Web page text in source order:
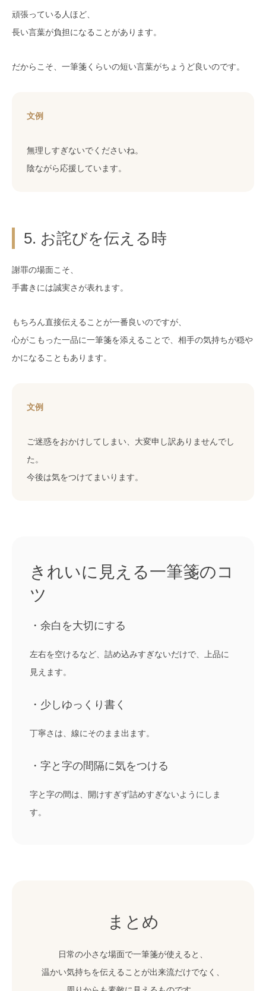
頑張っている人ほど、
長い言葉が負担になることがあります。
だからこそ、一筆箋くらいの短い言葉がちょうど良いのです。
文例
無理しすぎないでくださいね。
陰ながら応援しています。
5. お詫びを伝える時
謝罪の場面こそ、
手書きには誠実さが表れます。
もちろん直接伝えることが一番良いのですが、
心がこもった一品に一筆箋を添えることで、相手の気持ちが穏や
かになることもあります。
文例
ご迷惑をおかけしてしまい、大変申し訳ありませんでし
た。
今後は気をつけてまいります。
きれいに見える一筆箋のコ
ツ
・余白を大切にする
左右を空けるなど、詰め込みすぎないだけで、上品に
見えます。
・少しゆっくり書く
丁寧さは、線にそのまま出ます。
・字と字の間隔に気をつける
字と字の間は、開けすぎず詰めすぎないようにしま
す。
まとめ
日常の小さな場面で一筆箋が使えると、
温かい気持ちを伝えることが出来流だけでなく、